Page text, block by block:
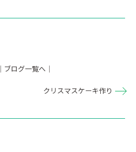
｜ブログ一覧へ｜
クリスマスケーキ作り